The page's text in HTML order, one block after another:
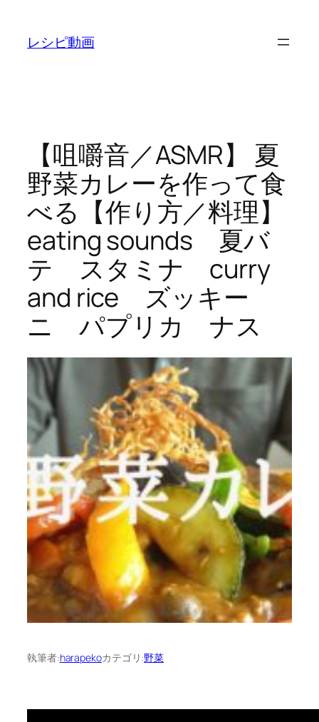
レシピ動画
【咀嚼音／ASMR】 夏
野菜カレーを作って食
べる【作り方／料理】
eating sounds 夏バ
テ スタミナ curry
and rice ズッキー
ニ パプリカ ナス
執筆者:harapekoカテゴリ:野菜